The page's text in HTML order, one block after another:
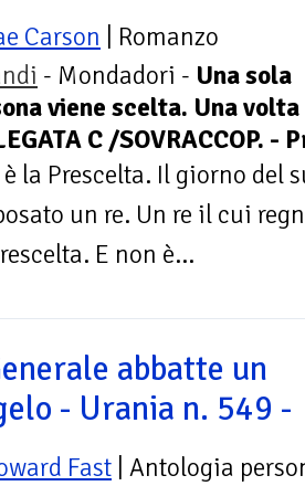
Carson | Romanzo
- Mondadori - Una sola
viene scelta. Una
C /SOVRACCOP.
la Prescelta. Il giorno del
un re. Un re il cui
E non è...
abbatte un
- Urania n. 549 -
Fast | Antologia